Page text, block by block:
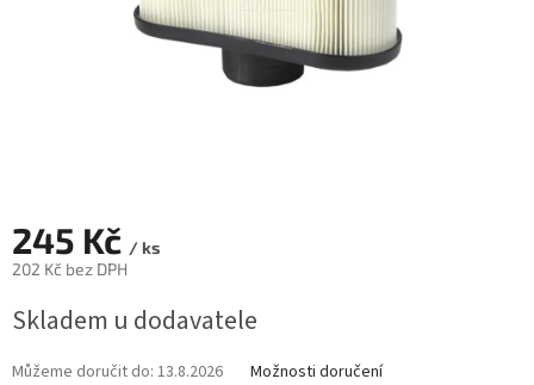
245 Kč / ks
202 Kč bez DPH
cena:
Skladem u dodavatele
Můžeme doručit do: 13.8.2026 Možnosti doručení